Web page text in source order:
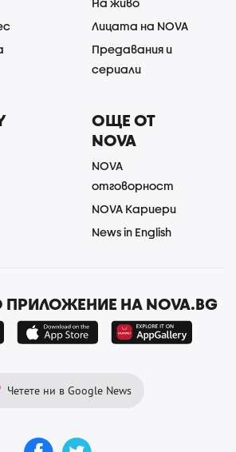
На живо
Лицата на NOVA
Предавания и
сериали
ОЩЕ ОТ
NOVA
NOVA
отговорност
NOVA Кариери
News in English
НА NOVA.BG
Четете ни в Google News